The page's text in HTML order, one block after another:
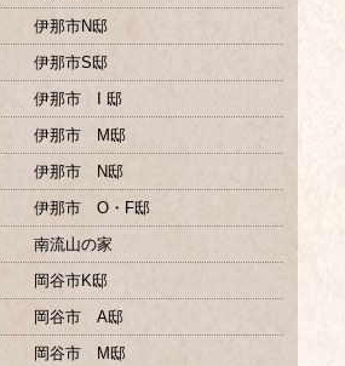
伊那市N邸
伊那市S邸
伊那市 I 邸
伊那市 M邸
伊那市 N邸
伊那市 O・F邸
南流山の家
岡谷市K邸
岡谷市 A邸
岡谷市 M邸